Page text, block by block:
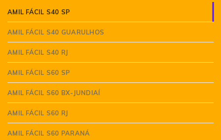
AMIL FÁCIL S40 SP
AMIL FÁCIL S40 GUARULHOS
AMIL FÁCIL S40 RJ
AMIL FÁCIL S60 SP
AMIL FÁCIL S60 BX-JUNDIAÍ
AMIL FÁCIL S60 RJ
AMIL FÁCIL S60 PARANÁ